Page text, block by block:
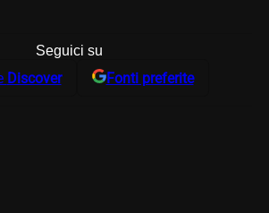
Seguici su
Discover Fonti preferite